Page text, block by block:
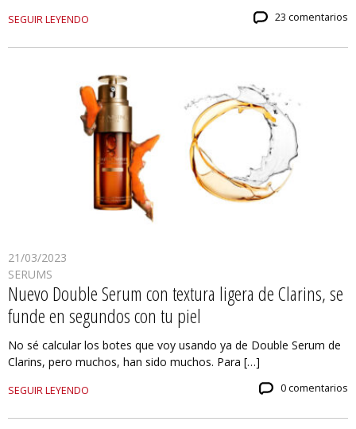
SEGUIR LEYENDO 23 comentarios
21/03/2023
SERUMS
Nuevo Double Serum con textura ligera de Clarins, se
funde en segundos con tu piel
No sé calcular los botes que voy usando ya de Double Serum de
Clarins, pero muchos, han sido muchos. Para […]
SEGUIR LEYENDO 0 comentarios